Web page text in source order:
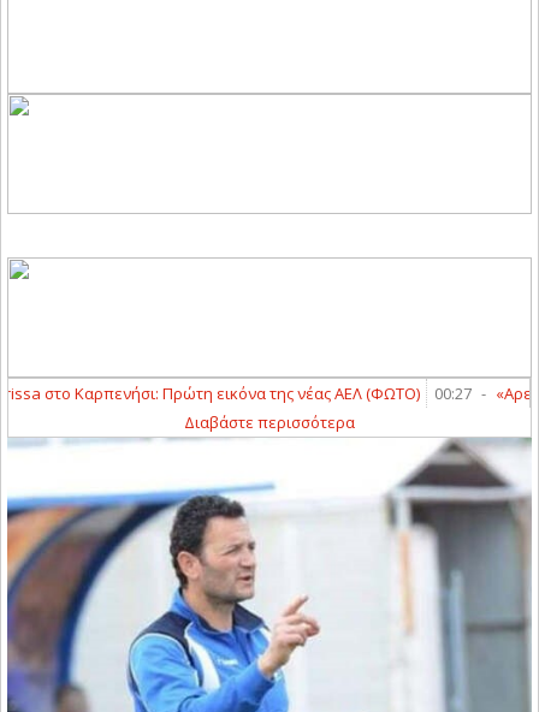
στο Καρπενήσι: Πρώτη εικόνα της νέας ΑΕΛ (ΦΩΤΟ) 00:27 -
Διαβάστε περισσότερα